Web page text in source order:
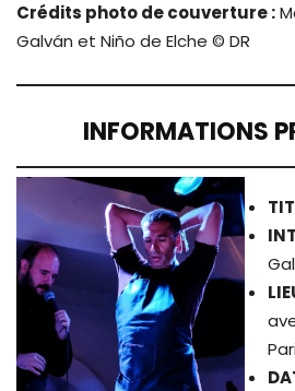
Crédits photo de couverture :
Galván et Niño de Elche © DR
INFORMATIONS